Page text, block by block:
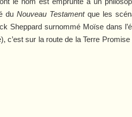
du Nouveau Testamentque les
Sheppard surnommé Moïse dans
c’est sur la route de la Terre